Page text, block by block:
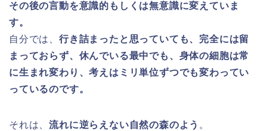
その後の言動を意識的もしくは無意識に変えていま
す。
自分では、 行き詰まったと思っていても、完全には留
まっておらず、休んでいる最中でも、身体の細胞は常
に生まれ変わり、考えはミリ単位ずつでも変わってい
っているのです。
それは、流れに逆らえない自然の森のよう 。